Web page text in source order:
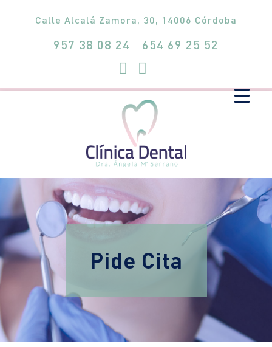
Calle Alcalá Zamora, 30, 14006 Córdoba
957 38 08 24 654 69 25 52
Pide Cita